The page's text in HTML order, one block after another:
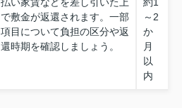
で敷金が返還されます。一部
項目について負担の区分や返
還時期を確認しましょう。
～2
か
月
以
内